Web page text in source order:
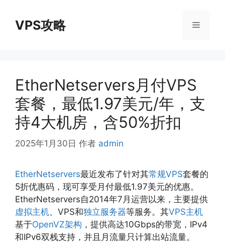
VPS攻略 菜
EtherNetservers月付VPS
套餐，最低1.97美元/年，支
持4大机房，含50%折扣
2025年1月30日 作者 admin
EtherNetservers最近发布了针对其常规VPS套餐的
5折优惠码，现可享受月付最低1.97美元的优惠。
EtherNetservers自2014年7月运营以来，主要提供
虚拟主机、VPS和独立服务器等服务。其VPS主机
基于OpenVZ架构 ，提供高达10Gbps的带宽，IPv4
和IPv6双栈支持，并且月流量只计算出站流量。